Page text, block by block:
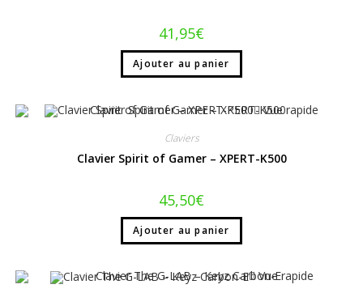
41,95€
Ajouter au panier
Vue rapide
Claviers
Clavier Spirit of Gamer – XPERT-K500
45,50€
Ajouter au panier
Vue rapide